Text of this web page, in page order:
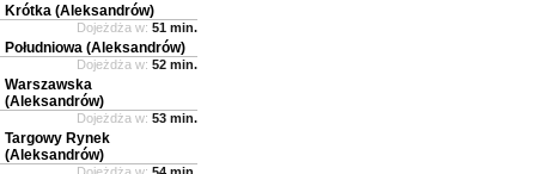
Krótka (Aleksandrów)
Dojeżdża w: 51 min.
Południowa (Aleksandrów)
Dojeżdża w: 52 min.
Warszawska
(Aleksandrów)
Dojeżdża w: 53 min.
Targowy Rynek
(Aleksandrów)